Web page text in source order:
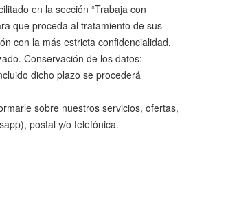
en la sección “Trabaja con
que proceda al tratamiento de sus
con la más estricta confidencialidad,
Conservación de los datos:
dicho plazo se procederá
sobre nuestros servicios, ofertas,
postal y/o telefónica.